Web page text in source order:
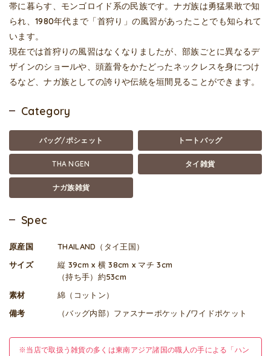
帯に暮らす、モンゴロイド系の民族です。ナガ族は勇猛果敢で知
られ、1980年代まで「首狩り」の風習があったことでも知られて
います。
現在では首狩りの風習はなくなりましたが、部族ごとに異なるデ
ザインのショールや、頭蓋骨をかたどったネックレスを身につけ
るなど、ナガ族としての誇りや伝統を垣間見ることができます。
Category
バッグ/ポシェット トートバッグ
THA NGEN タイ雑貨
ナガ族雑貨
Spec
原産国
THAILAND（タイ王国）
サイズ
縦 39cm x 横 38cm x マチ 3cm
（持ち手）約53cm
素材
綿（コットン）
備考
（バッグ内部）ファスナーポケット/ワイドポケット
※当店で取扱う雑貨の多くは東南アジア諸国の職人の手による「ハン